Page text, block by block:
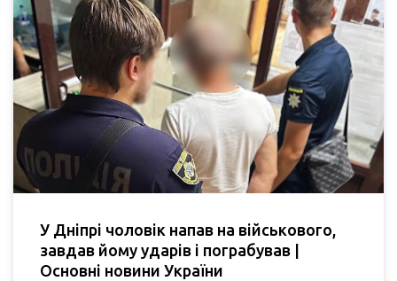
У Дніпрі чоловік напав на військового,
завдав йому ударів і пограбував |
Основні новини України